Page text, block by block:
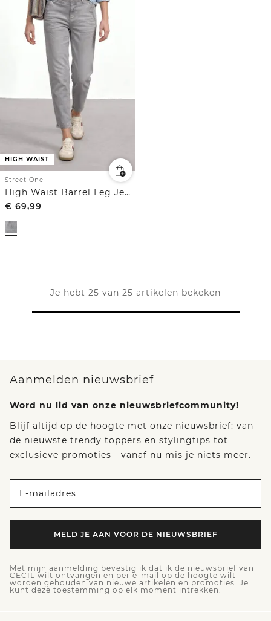
HIGH WAIST
Street One
High Waist Barrel Leg Jeans in Loose Fit
€ 69,99
Je hebt 25 van 25 artikelen bekeken
Aanmelden nieuwsbrief
Word nu lid van onze nieuwsbriefcommunity!
Blijf altijd op de hoogte met onze nieuwsbrief: van
de nieuwste trendy toppers en stylingtips tot
exclusieve promoties - vanaf nu mis je niets meer.
E-mailadres
MELD JE AAN VOOR DE NIEUWSBRIEF
Met mijn aanmelding bevestig ik dat ik de nieuwsbrief van
CECIL wilt ontvangen en per e-mail op de hoogte wilt
worden gehouden van nieuwe artikelen en promoties. Je
kunt deze toestemming op elk moment intrekken.